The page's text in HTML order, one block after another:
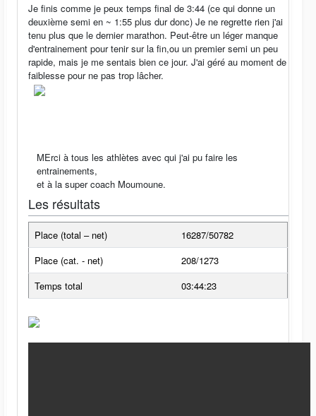
Je finis comme je peux temps final de 3:44 (ce qui donne un
deuxième semi en ~ 1:55 plus dur donc) Je ne regrette rien j'ai
tenu plus que le dernier marathon. Peut-être un léger manque
d'entrainement pour tenir sur la fin,ou un premier semi un peu
rapide, mais je me sentais bien ce jour. J'ai géré au moment de
faiblesse pour ne pas trop lâcher.
MErci à tous les athlètes avec qui j'ai pu faire les
entrainements,
et à la super coach Moumoune.
Les résultats
Place (total – net)
16287/50782
Place (cat. - net)
208/1273
Temps total
03:44:23